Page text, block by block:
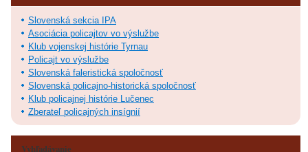
Slovenská sekcia IPA
Asociácia policajtov vo výslužbe
Klub vojenskej histórie Tyrnau
Policajt vo výslužbe
Slovenská faleristická spoločnosť
Slovenská policajno-historická spoločnosť
Klub policajnej histórie Lučenec
Zberateľ policajných insígnií
Vyhľadávanie